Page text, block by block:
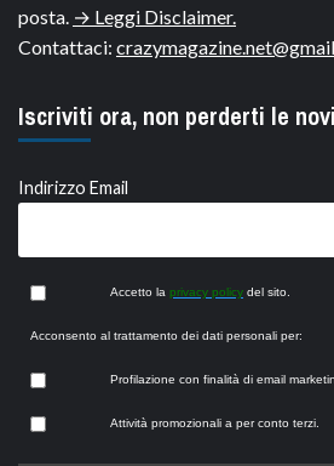
posta. → Leggi Disclaimer.
Contattaci:
Iscriviti ora, non perderti le
Indirizzo Email
Accetto la privacy policy del sito.
Acconsento al trattamento dei dati personali per:
Profilazione con finalità di email
Attività promozionali a per conto terzi.